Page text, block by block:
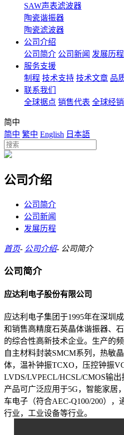
SAW声表滤波器
陶瓷谐振器
陶瓷滤波器
公司介绍
公司简介 公司新闻 发展历程
服务支援
制程 技术支持 技术文章 品
联系我们
全球据点 销售代表 全球经
简中
简中 繁中 English 日本語
公司介绍
公司简介
公司新闻
发展历程
首页- 公司介绍- 公司简介
公司简介
应达利电子股份有限公司
应达利电子集团于1995年在深圳
和销售高精度石英晶体谐振器、
的综合性高新技术企业。生产的
自主材料封装SMCM系列，热敏
体，温补钟振TCXO，压控钟振
LVDS/LVPECL/HCSL/CMOS输出
产品可广泛应用于5G，智能家居
车电子（符合AEC-Q100/200）
行业，工业设备等行业。